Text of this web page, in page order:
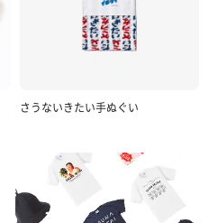
さうないきたい手ぬぐい